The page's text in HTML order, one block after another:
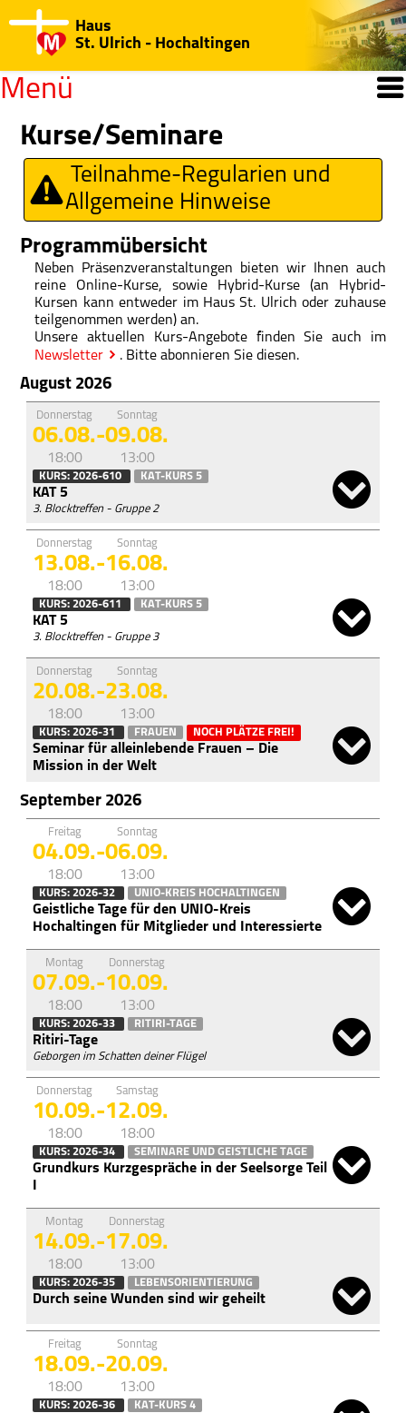
Haus
St. Ulrich - Hochaltingen
Menü
Willkommen
Open submenu
Kurse/Seminare
Jahresprogramm
Regularien/Hinweise
Katechisten-Kurs
Medien-Center
Open submenu
Haus St. Ulrich
Spiritualität
Träger des Hauses
St.-Ulrich-Stiftung
Spenden/Finanzierung
„Fest des Dankes”
Kontakt
Kurse/Seminare
Teilnahme-Regularien und
Allgemeine Hinweise
Programmübersicht
Neben Präsenzveranstaltungen bieten wir Ihnen auch
reine Online-Kurse, sowie Hybrid-Kurse (an Hybrid-
Kursen kann entweder im Haus St. Ulrich oder zuhause
teilgenommen werden) an.
Unsere aktuellen Kurs-Angebote finden Sie auch im
Newsletter
. Bitte abonnieren Sie diesen.
August 2026
Donnerstag
06.08.
18:00
-
Sonntag
09.08.
13:00
KURS: 2026-610 KAT-KURS 5
KAT 5
3. Blocktreffen - Gruppe 2
Donnerstag
13.08.
18:00
-
Sonntag
16.08.
13:00
KURS: 2026-611 KAT-KURS 5
KAT 5
3. Blocktreffen - Gruppe 3
Donnerstag
20.08.
18:00
-
Sonntag
23.08.
13:00
KURS: 2026-31 FRAUEN NOCH PLÄTZE FREI!
Seminar für alleinlebende Frauen – Die
Mission in der Welt
September 2026
Freitag
04.09.
18:00
-
Sonntag
06.09.
13:00
KURS: 2026-32 UNIO-KREIS HOCHALTINGEN
Geistliche Tage für den UNIO-Kreis
Hochaltingen für Mitglieder und Interessierte
Montag
07.09.
18:00
-
Donnerstag
10.09.
13:00
KURS: 2026-33 RITIRI-TAGE
Ritiri-Tage
Geborgen im Schatten deiner Flügel
Donnerstag
10.09.
18:00
-
Samstag
12.09.
18:00
KURS: 2026-34 SEMINARE UND GEISTLICHE TAGE
Grundkurs Kurzgespräche in der Seelsorge Teil
I
Montag
14.09.
18:00
-
Donnerstag
17.09.
13:00
KURS: 2026-35 LEBENSORIENTIERUNG
Durch seine Wunden sind wir geheilt
Freitag
18.09.
18:00
-
Sonntag
20.09.
13:00
KURS: 2026-36 KAT-KURS 4